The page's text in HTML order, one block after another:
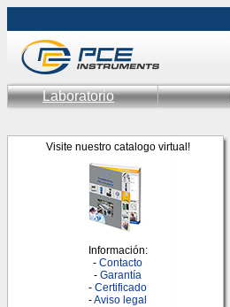
Laboratorio
Visite nuestro catalogo virtual!
Información:
- Contacto
- Garantía
- Certificado
-Aviso legal